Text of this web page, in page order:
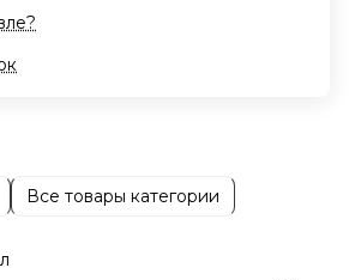
Все товары категории